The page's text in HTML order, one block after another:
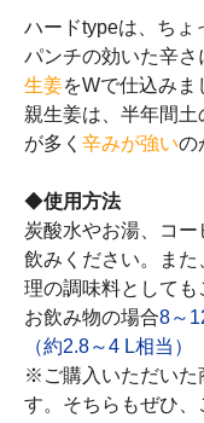
ハードtypeは、ちょ
パンチの効いた辛さ
生姜をWで仕込みま
親生姜は、半年間
が多く 辛みが強いの
◆使用方法
炭酸水やお湯、コ
飲みください。ま
理の調味料としても
お飲み物の場合8～
（約2.8～4 L相当）
※ご購入いただいた
す。そちらもぜひ、